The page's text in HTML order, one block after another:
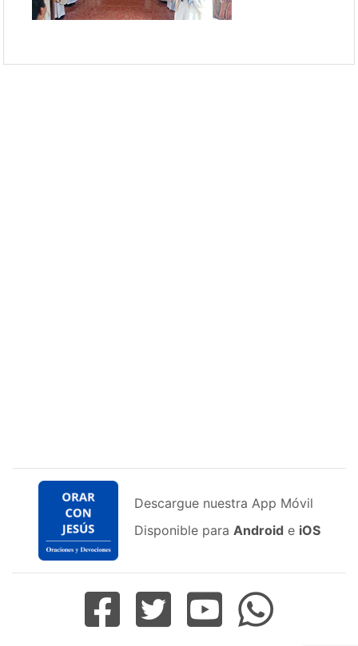
Descargue nuestra App Móvil
Disponible para Android e iOS